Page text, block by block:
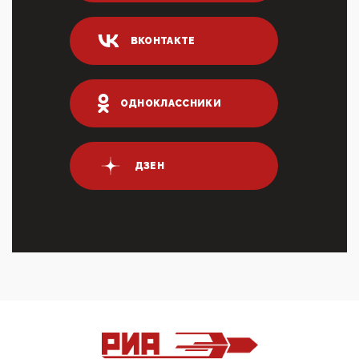
04:47, 10 Апреля 2026
ИНН для переводов по СБП это первый шаг из
логических двухЗаполнение ИНН при любых
переводах по ...
03:35, 10 Апреля 2026
Суммарное вознаграждение менеджменту в 15
крупных банках по итогам 2025 года превысило 63
03:01, 10 Апреля 2026
Террорист и убийца Буданов вальяжно сообщил,
что союзники просили Киев не наносить удары по
входМошенники активно пользуются аккаунтами на
Госуслугах уме...
ВКОНТАКТЕ
ОДНОКЛАССНИКИ
ДЗЕН